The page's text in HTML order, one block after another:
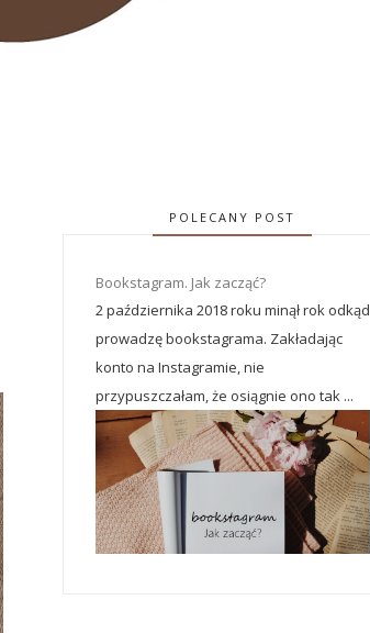
POLECANY POST
Bookstagram. Jak zacząć?
2 października 2018 roku minął rok odkąd
prowadzę bookstagrama. Zakładając
konto na Instagramie, nie
przypuszczałam, że osiągnie ono tak ...